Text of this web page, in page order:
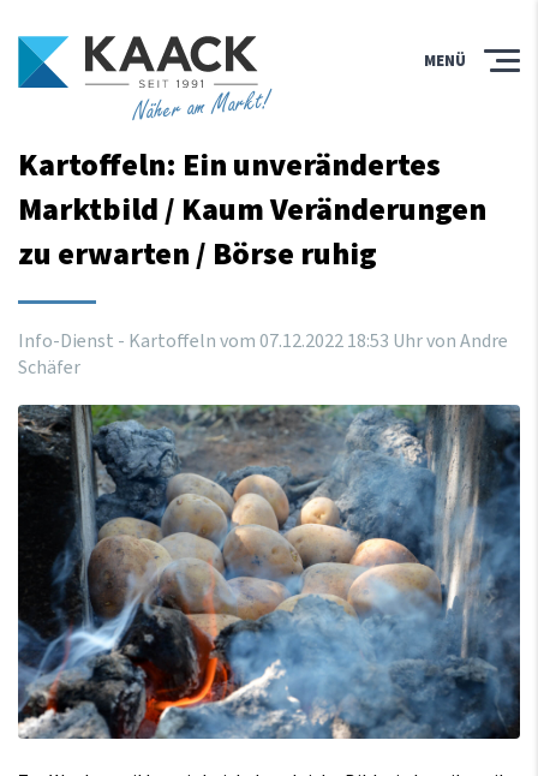
Näher am Markt!
MENÜ
Kartoffeln: Ein unverändertes
Marktbild / Kaum Veränderungen
zu erwarten / Börse ruhig
Info-Dienst - Kartoffeln vom07.12.202218:53 Uhrvon Andre
Schäfer